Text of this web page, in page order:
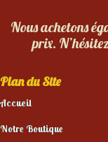
Nous achetons
prix.
Plan du Site
Accueil
Notre Boutique